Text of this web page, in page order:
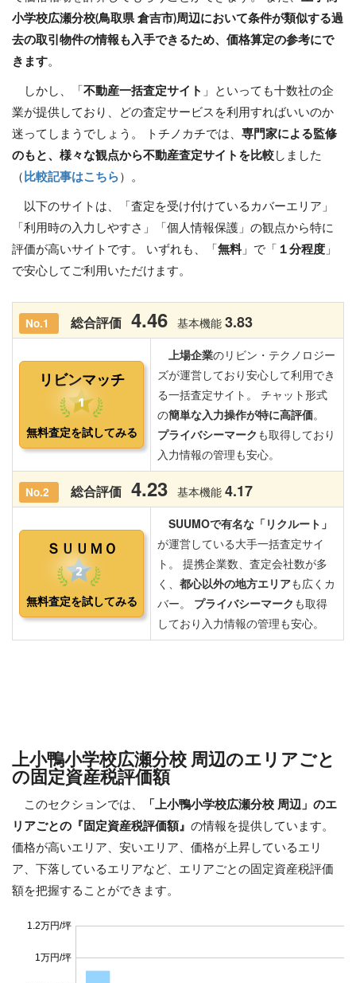
小学校広瀬分校(鳥取県 倉吉市)周辺において条件が類似する過
去の取引物件の情報も入手できるため、価格算定の参考にで
きます。
しかし、「 不動産一括査定サイト 」といっても十数社の企
業が提供しており、どの査定サービスを利用すればいいのか
迷ってしまうでしょう。 トチノカチでは、 専門家による監修
のもと、様々な観点から不動産査定サイトを比較 しました
（ 比較記事はこちら ）。
以下のサイトは、「査定を受け付けているカバーエリア」
「利用時の入力しやすさ」「個人情報保護」の観点から特に
評価が高いサイトです。 いずれも、「 無料」で「 １分程度 」
で安心してご利用いただけます。
上小鴨小学校広瀬分校 周辺のエリアごと
の固定資産税評価額
このセクションでは、
「上小鴨小学校広瀬分校 周辺」のエ
リアごとの『固定資産税評価額』 の情報を提供しています。
価格が高いエリア、安いエリア、価格が上昇しているエリ
ア、下落しているエリアなど、エリアごとの固定資産税評価
額を把握することができます。
1万円/坪
1.2万円/坪